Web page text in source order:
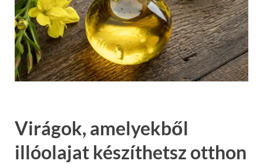
Virágok, amelyekből
illóolajat készíthetsz otthon